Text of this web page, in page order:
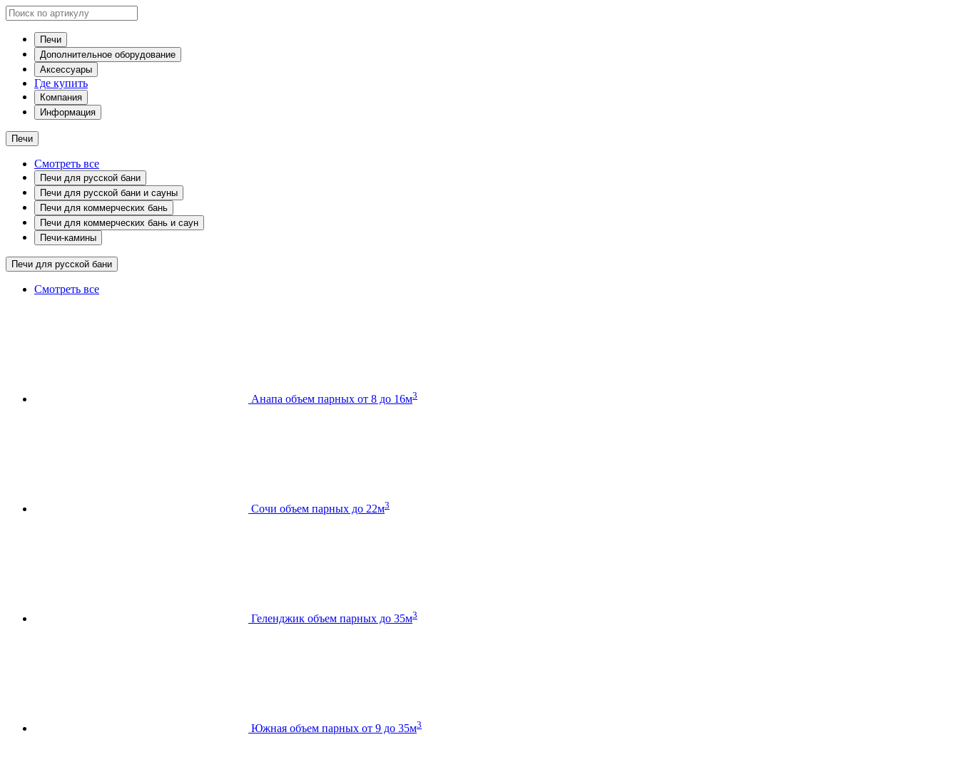
Печи
Дополнительное оборудование
Аксессуары
Где купить
Компания
Информация
Печи
Смотреть все
Печи для русской бани
Печи для русской бани и сауны
Печи для коммерческих бань
Печи для коммерческих бань и саун
Печи-камины
Печи для русской бани
Смотреть все
Анапа объем парных от 8 до 16м3
Сочи объем парных до 22м3
Геленджик объем парных до 35м3
Южная объем парных от 9 до 35м3